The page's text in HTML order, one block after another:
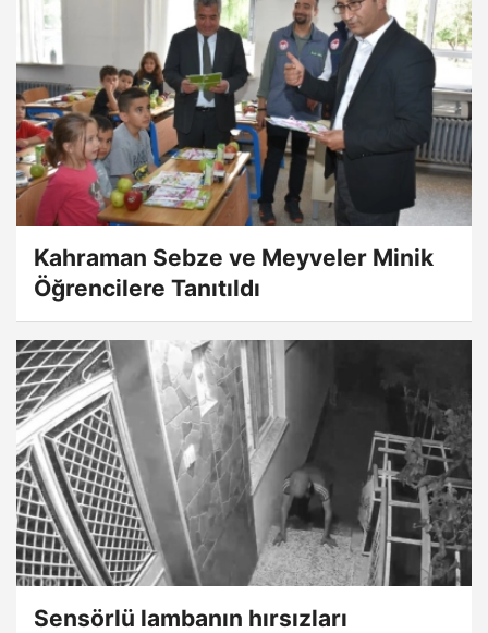
Kahraman Sebze ve Meyveler Minik
Öğrencilere Tanıtıldı
Sensörlü lambanın hırsızları